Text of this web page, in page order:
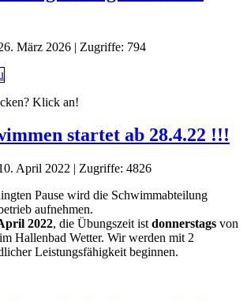
März 2026 | Zugriffe: 794
Klick an!
startet ab 28.4.22 !!!
April 2022 | Zugriffe: 4826
Pause wird die Schwimmabteilung
aufnehmen.
2022, die Übungszeit ist donnerstags von
im Hallenbad Wetter. Wir werden mit 2
Leistungsfähigkeit beginnen.